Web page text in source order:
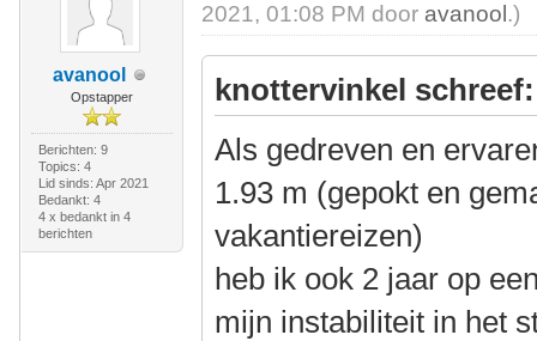
avanool
Opstapper
Berichten: 9
Topics: 4
Lid sinds: Apr 2021
Bedankt: 4
4 x bedankt in 4
berichten
2021, 01:08 PM door avanool .)
knottervinkel schreef:
Als gedreven en
1.93 m (gepokt en
vakantiereizen)
heb ik ook 2 jaar op
mijn instabiliteit in het